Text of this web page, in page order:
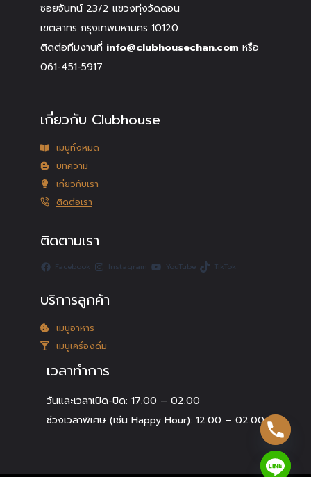
ซอยจันทน์ 23/2 แขวงทุ่งวัดดอน
เขตสาทร กรุงเทพมหานคร 10120
ติดต่อทีมงานที่ info@clubhousechan.com หรือ
061-451-5917
เกี่ยวกับ Clubhouse
เมนูทั้งหมด
บทความ
เกี่ยวกับเรา
ติดต่อเรา
ติดตามเรา
Facebook Instagram YouTube TikTok
บริการลูกค้า
เมนูอาหาร
เมนูเครื่องดื่ม
เวลาทำการ
วันและเวลาเปิด-ปิด: 17.00 – 02.00
ช่วงเวลาพิเศษ (เช่น Happy Hour): 12.00 – 02.00